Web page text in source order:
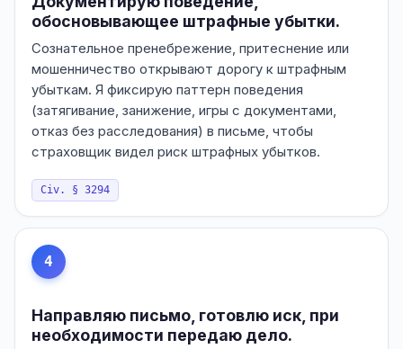
обосновывающее штрафные убытки.
Сознательное пренебрежение, притеснение или
мошенничество открывают дорогу к штрафным
убыткам. Я фиксирую паттерн поведения
(затягивание, занижение, игры с документами,
отказ без расследования) в письме, чтобы
страховщик видел риск штрафных убытков.
Civ. § 3294
4
Направляю письмо, готовлю иск, при
необходимости передаю дело.